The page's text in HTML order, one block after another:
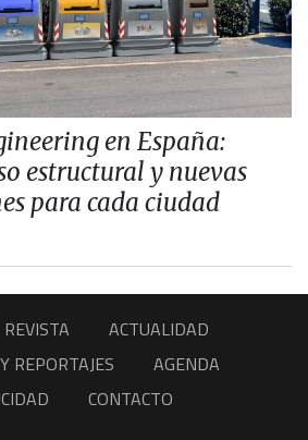
en España:
estructural y nuevas
para cada ciudad
REVISTA
ACTUALIDAD
REPORTAJES
AGENDA
CONTACTO